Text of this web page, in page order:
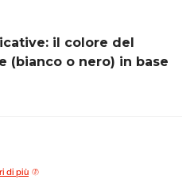
il colore del
(bianco o nero) in base
di più